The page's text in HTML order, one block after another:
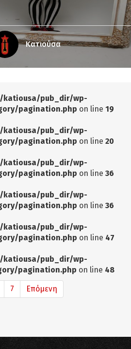
Κατιούσα
katiousa/pub_dir/wp-
pagination.php on line 19
katiousa/pub_dir/wp-
pagination.php on line 20
katiousa/pub_dir/wp-
pagination.php on line 36
katiousa/pub_dir/wp-
pagination.php on line 36
katiousa/pub_dir/wp-
pagination.php on line 47
katiousa/pub_dir/wp-
pagination.php on line 48
7 Επόμενη